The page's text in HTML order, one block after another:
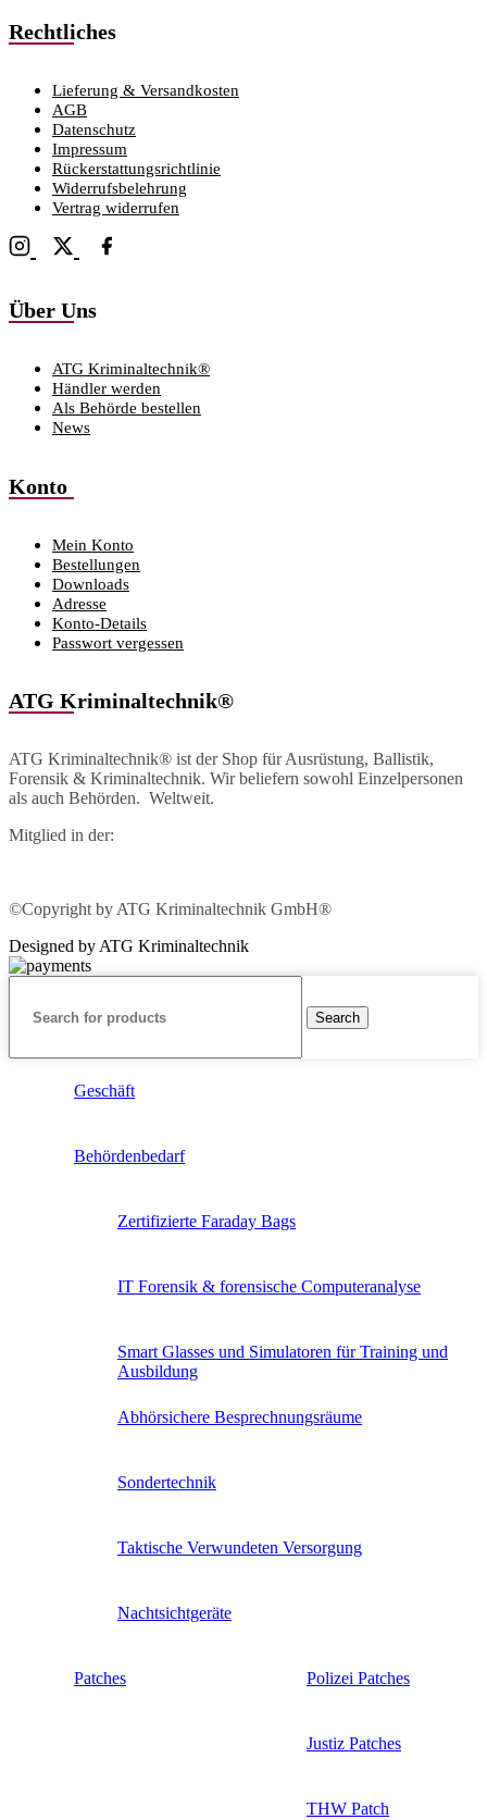
Rechtliches
Lieferung & Versandkosten
AGB
Datenschutz
Impressum
Rückerstattungsrichtlinie
Widerrufsbelehrung
Vertrag widerrufen
Über Uns
ATG Kriminaltechnik®
Händler werden
Als Behörde bestellen
News
Konto
Mein Konto
Bestellungen
Downloads
Adresse
Konto-Details
Passwort vergessen
ATG Kriminaltechnik®
ATG Kriminaltechnik® ist der Shop für Ausrüstung, Ballistik,
Forensik & Kriminaltechnik. Wir beliefern sowohl Einzelpersonen
als auch Behörden. Weltweit.
Mitglied in der:
©Copyright by ATG Kriminaltechnik GmbH®
Designed by ATG Kriminaltechnik
Search
Geschäft
Behördenbedarf
Zertifizierte Faraday Bags
IT Forensik & forensische Computeranalyse
Smart Glasses und Simulatoren für Training und
Ausbildung
Abhörsichere Besprechnungsräume
Sondertechnik
Taktische Verwundeten Versorgung
Nachtsichtgeräte
Patches Polizei Patches
Justiz Patches
THW Patch